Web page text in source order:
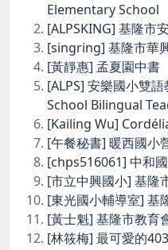
Elementary School
[ALPSKING] 基隆市
[singring] 基隆市華
[黃靜惠] 孟夏園中書
[ALPS] 安樂國小雙
School Bilingual
[Kailing Wu]
[午餐秘書] 暖西國小
[chps516061] 中和
[市立中興國小] 基隆
[東光國小輔導室] 基
[黃士魁] 基隆市教育
[林筱梅] 最可愛的403